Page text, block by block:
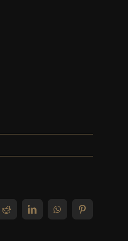
RedditLinkedInWhatsAppPinterest